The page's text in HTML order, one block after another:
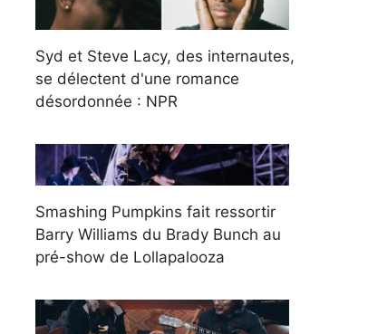
Syd et Steve Lacy, des internautes,
se délectent d'une romance
désordonnée : NPR
Smashing Pumpkins fait ressortir
Barry Williams du Brady Bunch au
pré-show de Lollapalooza